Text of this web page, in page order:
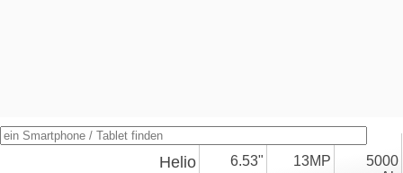
Helio
6.53" 13MP
5000